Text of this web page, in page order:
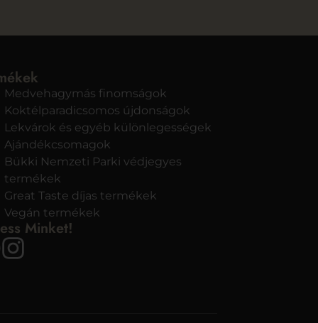
Medvehagymás finomságok
Koktélparadicsomos újdonságok
Lekvárok és egyéb különlegességek
Ajándékcsomagok
Bükki Nemzeti Parki védjegyes
termékek
Great Taste díjas termékek
Vegán termékek
Minket!